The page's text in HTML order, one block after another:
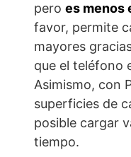
pero es menos
favor, permite
mayores
que el teléfono
Asimismo, con
superficies de
posible cargar
tiempo.